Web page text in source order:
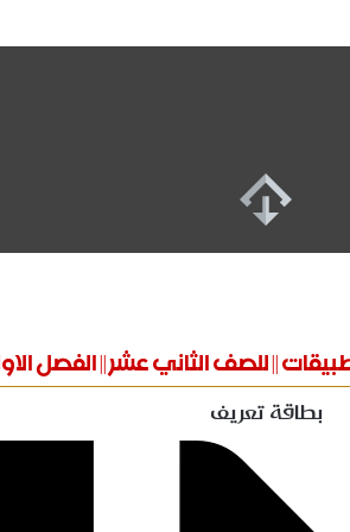
|| للصف الثاني عشر || الفصل
بطاقة تعريف